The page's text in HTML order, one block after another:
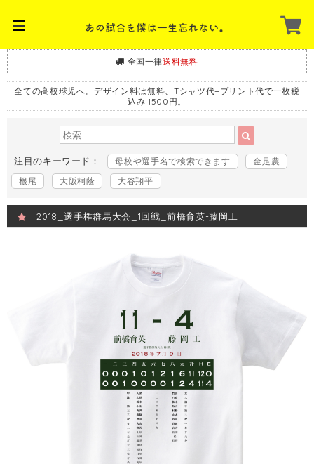
全国一律送料無料
全ての高校球児へ。デザイン料は無料、Tシャツ代+プリント代で一枚税
込み 1500円。
注目のキーワード： 母校や選手名で検索できます
金足農
根尾
大阪桐蔭 大谷翔平
2018_選手権群馬大会_1回戦_前橋育英-藤岡工